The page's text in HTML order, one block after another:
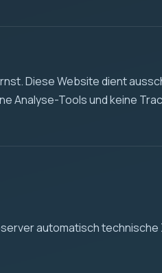
Diese Website dient
Analyse-Tools und keine
automatisch